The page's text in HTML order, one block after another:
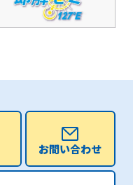
お問い合わせ